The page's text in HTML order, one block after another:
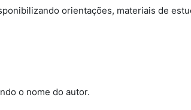
orientações, materiais de
o nome do autor.